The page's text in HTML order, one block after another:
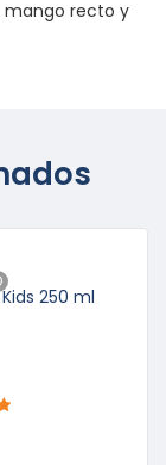
mango recto y
250 ml